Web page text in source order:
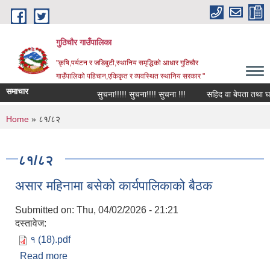
Skip to main content
गुठिचौर गाउँपालिका
"कृषि,पर्यटन र जडिबुटी,स्थानिय समृद्धिको आधार गुठिचौर
गाउँपालिको पहिचान,एकिकृत र व्यवस्थित स्थानिय सरकार "
समाचार सुचना!!!!! सुचना!!!! सुचना !!! सहिद वा बेपता तथा
You are here
Home » ८१/८२
८१/८२
असार महिनामा बसेको कार्यपालिकाको बैठक
Submitted on: Thu, 04/02/2026 - 21:21
दस्तावेज:
१ (18).pdf
Read more